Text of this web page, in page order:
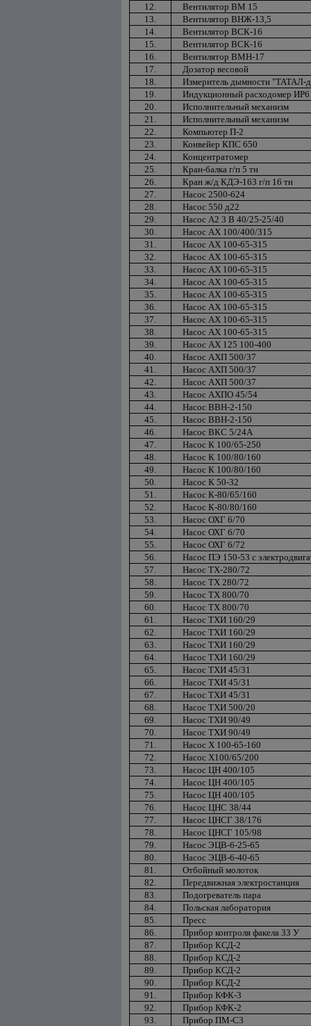
12.
Вентилятор ВМ 15
13.
Вентилятор ВНЖ-13,5
14.
Вентилятор ВСК-16
15.
Вентилятор ВСК-16
16.
Вентилятор ВМН-17
17.
Дозатор весовой
18.
Измеритель дымности "ТАТАЛ-
19.
Индукционный расходомер
20.
Исполнительный механизм
21.
Исполнительный механизм
22.
Компьютер П-2
23.
Конвейер КПС 650
24.
Концентратомер
25.
Кран-балка г/п 5 тн
26.
Кран ж/д КДЭ-163 г/п 16 тн
27.
Насос 2500-624
28.
Насос 550 д22
29.
Насос А2 3 В 40/25-25/40
30.
Насос АХ 100/400/315
31.
Насос АХ 100-65-315
32.
Насос АХ 100-65-315
33.
Насос АХ 100-65-315
34.
Насос АХ 100-65-315
35.
Насос АХ 100-65-315
36.
Насос АХ 100-65-315
37.
Насос АХ 100-65-315
38.
Насос АХ 100-65-315
39.
Насос АХ 125 100-400
40.
Насос АХП 500/37
41.
Насос АХП 500/37
42.
Насос АХП 500/37
43.
Насос АХПО 45/54
44.
Насос ВВН-2-150
45.
Насос ВВН-2-150
46.
Насос ВКС 5/24А
47.
Насос К 100/65-250
48.
Насос К 100/80/160
49.
Насос К 100/80/160
50.
Насос К 50-32
51.
Насос К-80/65/160
52.
Насос К-80/80/160
53.
Насос ОХГ 6/70
54.
Насос ОХГ 6/70
55.
Насос ОХГ 6/72
56.
Насос ПЭ 150-53 с
57.
Насос ТХ-280/72
58.
Насос ТХ 280/72
59.
Насос ТХ 800/70
60.
Насос ТХ 800/70
61.
Насос ТХИ 160/29
62.
Насос ТХИ 160/29
63.
Насос ТХИ 160/29
64.
Насос ТХИ 160/29
65.
Насос ТХИ 45/31
66.
Насос ТХИ 45/31
67.
Насос ТХИ 45/31
68.
Насос ТХИ 500/20
69.
Насос ТХИ 90/49
70.
Насос ТХИ 90/49
71.
Насос Х 100-65-160
72.
Насос Х100/65/200
73.
Насос ЦН 400/105
74.
Насос ЦН 400/105
75.
Насос ЦН 400/105
76.
Насос ЦНС 38/44
77.
Насос ЦНСГ 38/176
78.
Насос ЦНСГ 105/98
79.
Насос ЭЦВ-6-25-65
80.
Насос ЭЦВ-6-40-65
81.
Отбойный молоток
82.
Передвижная электростанция
83.
Подогреватель пара
84.
Польская лаборатория
85.
Пресс
86.
Прибор контроля факела 33 У
87.
Прибор КСД-2
88.
Прибор КСД-2
89.
Прибор КСД-2
90.
Прибор КСД-2
91.
Прибор КФК-3
92.
Прибор КФК-2
93.
Прибор ПМ-С3